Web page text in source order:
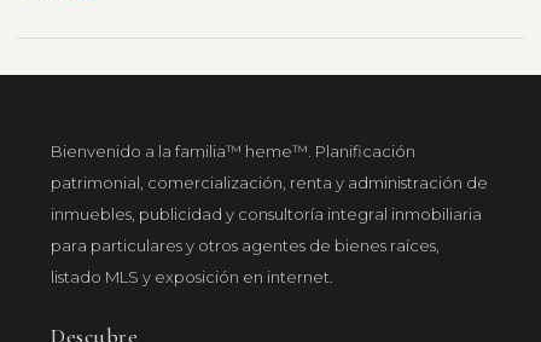
Bienvenido a la familia™ heme™. Planificación
patrimonial, comercialización, renta y administración de
inmuebles, publicidad y consultoría integral inmobiliaria
para particulares y otros agentes de bienes raíces,
listado MLS y exposición en internet.
Descubre